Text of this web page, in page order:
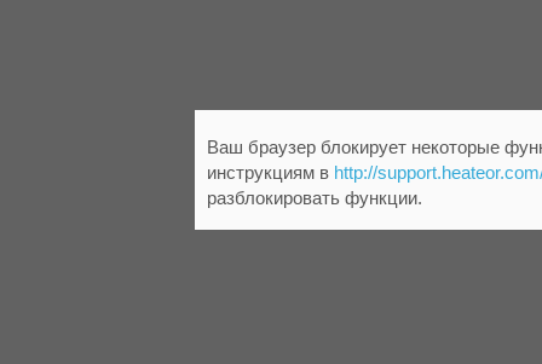
Ваш браузер блокирует некоторые
инструкциям в http://
разблокировать функции.